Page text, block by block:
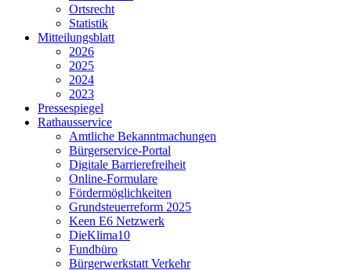
Ortsrecht
Statistik
Mitteilungsblatt
2026
2025
2024
2023
Pressespiegel
Rathausservice
Amtliche Bekanntmachungen
Bürgerservice-Portal
Digitale Barrierefreiheit
Online-Formulare
Fördermöglichkeiten
Grundsteuerreform 2025
Keen E6 Netzwerk
DieKlima10
Fundbüro
Bürgerwerkstatt Verkehr